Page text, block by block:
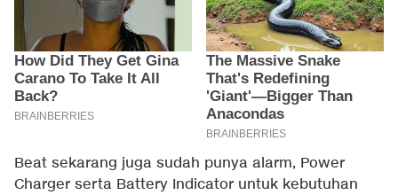
Beat sekarang juga sudah punya alarm, Power
Charger serta Battery Indicator untuk kebutuhan